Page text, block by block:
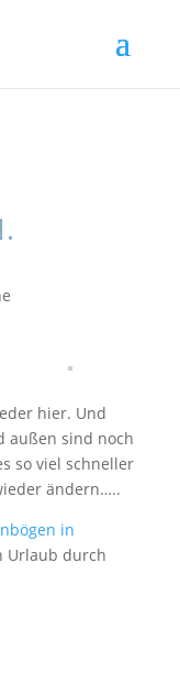
hier. Und
außen sind noch
so viel schneller
ändern…..
in
Urlaub durch